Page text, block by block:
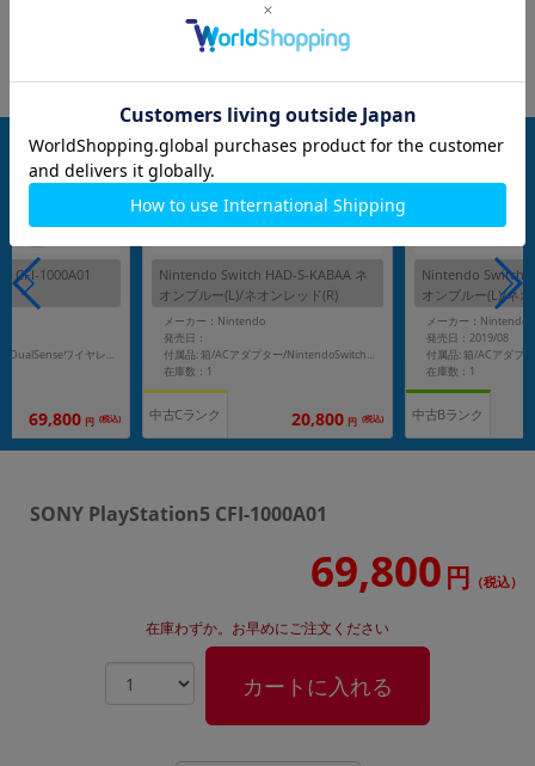
CFI-1000A01
付属品: 箱/電源コード/DualSenseワイヤレスコントローラー/USB Type-C to Type-Aケーブル/HDMIケーブル/ベース/マニュアル
69,800 円 (税込)
Nintendo Switch HAD-S-KABAA ネ
オンブルー(L)/ネオンレッド(R)
メーカー：Nintendo
発売日：
付属品: 箱/ACアダプター/NintendoSwitchドッグ/HDMIケーブル/ジョイコン２本(ネオンブルー(L)/ネオンレッド(R))/ジョイコンストラップ２本/ジョイコングリップ
在庫数：1
中古Cランク 20,800 円 (税込)
Nintendo Switch
オンブルー(L)/ネ
メーカー：Nintendo
発売日：2019/08
在庫数：1
中古Bランク
SONY PlayStation5 CFI-1000A01
69,800 円 （税込）
在庫わずか。お早めにご注文ください
カートに入れる